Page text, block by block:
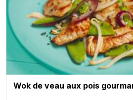
Wok de veau aux pois